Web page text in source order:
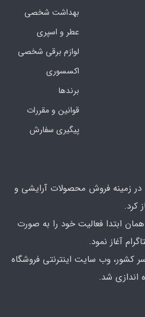
بهداشت شخصی
عطر و اسپری
لوازم برقی شخصی
اکسسوری
برندها
قوانین و مقررات
پیگیری سفارش
در زمینه فروش محصولات آرایشی و
همان ابتدا فعالیت خود را به صورت
آغاز نمود.
کشور، وب سایت اینترنتی فروشگاه